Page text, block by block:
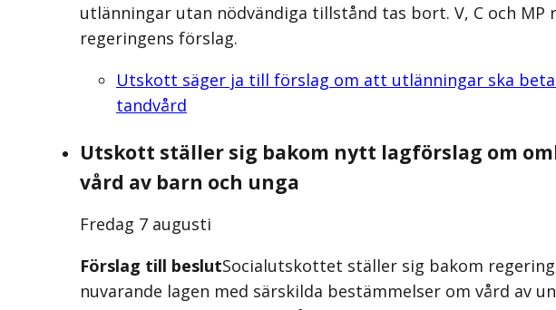
utlänningar utan nödvändiga tillstånd tas bort. V, C och MP
regeringens förslag.
Utskott säger ja till förslag om att utlänningar ska
tandvård
Utskott ställer sig bakom nytt lagförslag om
vård av barn och unga
Fredag 7 augusti
Förslag till beslutSocialutskottet ställer sig bakom
nuvarande lagen med särskilda bestämmelser om vård av